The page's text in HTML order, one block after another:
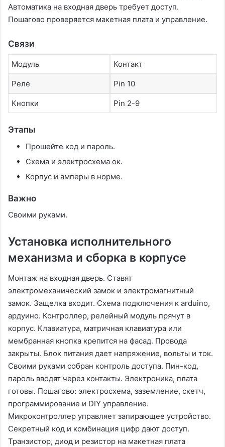
Автоматика на входная дверь требует доступ.
Пошагово проверяется макетная плата и управление.
Связи
Модуль Контакт
Реле Pin 10
Кнопки Pin 2-9
Этапы
Прошейте код и пароль.
Схема и электросхема ок.
Корпус и амперы в норме.
Важно
Своими руками.
Установка исполнительного
механизма и сборка в корпусе
Монтаж на входная дверь. Ставят
электромеханический замок и электромагнитный
замок. Защелка входит. Схема подключения к arduino,
ардуино. Контроллер, релейный модуль прячут в
корпус. Клавиатура, матричная клавиатура или
мембранная кнопка крепится на фасад. Провода
закрыты. Блок питания дает напряжение, вольты и ток.
Своими руками собран контроль доступа. Пин-код,
пароль вводят через контакты. Электроника, плата
готовы. Пошагово: электросхема, заземление, скетч,
программирование и DIY управление.
Микроконтроллер управляет запирающее устройство.
Секретный код и комбинация цифр дают доступ.
Транзистор, диод и резистор на макетная плата